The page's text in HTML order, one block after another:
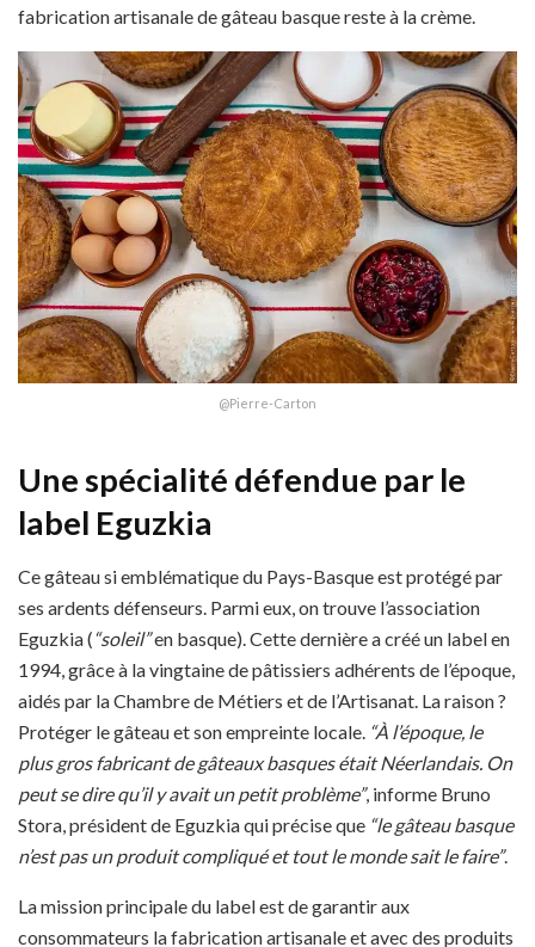
fabrication artisanale de gâteau basque reste à la crème.
@Pierre-Carton
Une spécialité défendue par le
label Eguzkia
Ce gâteau si emblématique du Pays-Basque est protégé par
ses ardents défenseurs. Parmi eux, on trouve l’association
Eguzkia (“soleil”en basque). Cette dernière a créé un label en
1994, grâce à la vingtaine de pâtissiers adhérents de l’époque,
aidés par la Chambre de Métiers et de l’Artisanat. La raison ?
Protéger le gâteau et son empreinte locale. “À l’époque, le
plus gros fabricant de gâteaux basques était Néerlandais. On
peut se dire qu’il y avait un petit problème”, informe Bruno
Stora, président de Eguzkia qui précise que “le gâteau basque
n’est pas un produit compliqué et tout le monde sait le faire”.
La mission principale du label est de garantir aux
consommateurs la fabrication artisanale et avec des produits